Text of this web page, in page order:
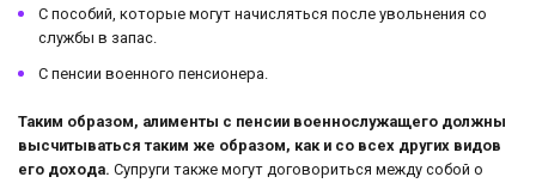
С пособий, которые могут начисляться после увольнения со
службы в запас.
С пенсии военного пенсионера.
Таким образом, алименты с пенсии военнослужащего должны
высчитываться таким же образом, как и со всех других видов
его дохода. Супруги также могут договориться между собой о